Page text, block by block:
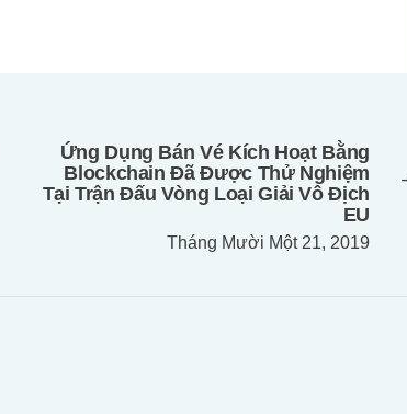
Ứng Dụng Bán Vé Kích Hoạt Bằng
Blockchain Đã Được Thử Nghiệm
Tại Trận Đấu Vòng Loại Giải Vô Địch
EU
Tháng Mười Một 21, 2019